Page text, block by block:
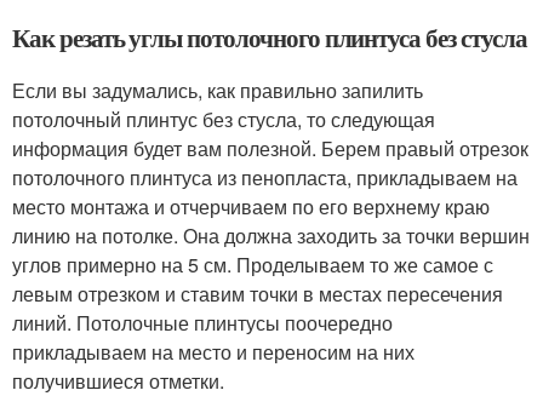
Как резать углы потолочного плинтуса без стусла
Если вы задумались, как правильно запилить
потолочный плинтус без стусла, то следующая
информация будет вам полезной. Берем правый отрезок
потолочного плинтуса из пенопласта, прикладываем на
место монтажа и отчерчиваем по его верхнему краю
линию на потолке. Она должна заходить за точки вершин
углов примерно на 5 см. Проделываем то же самое с
левым отрезком и ставим точки в местах пересечения
линий. Потолочные плинтусы поочередно
прикладываем на место и переносим на них
получившиеся отметки.